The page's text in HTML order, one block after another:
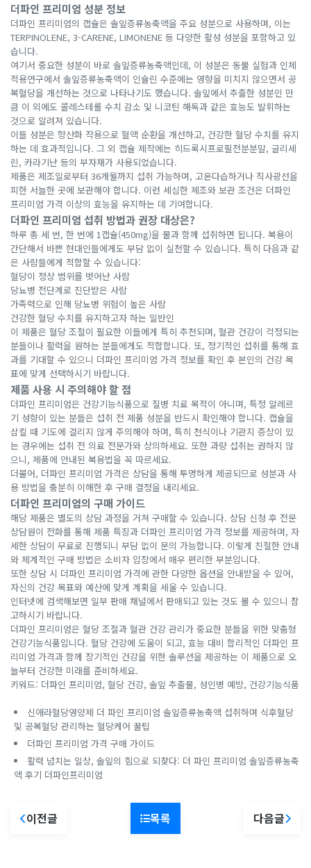
더파인 프리미엄 성분 정보
더파인 프리미엄의 캡슐은 솔잎증류농축액을 주요 성분으로 사용하며, 이는
TERPINOLENE, 3-CARENE, LIMONENE 등 다양한 활성 성분을 포함하고 있
습니다.
여기서 중요한 성분이 바로 솔잎증류농축액인데, 이 성분은 동물 실험과 인체
적용연구에서 솔잎증류농축액이 인슐린 수준에는 영향을 미치지 않으면서 공
복혈당을 개선하는 것으로 나타나기도 했습니다. 솔잎에서 추출한 성분인 만
큼 이 외에도 콜레스테롤 수치 감소 및 니코틴 해독과 같은 효능도 발휘하는
것으로 알려져 있습니다.
이들 성분은 항산화 작용으로 혈액 순환을 개선하고, 건강한 혈당 수치를 유지
하는 데 효과적입니다. 그 외 캡슐 제작에는 히드록시프로필전분분말, 글리세
린, 카라기난 등의 부자재가 사용되었습니다.
제품은 제조일로부터 36개월까지 섭취 가능하며, 고온다습하거나 직사광선을
피한 서늘한 곳에 보관해야 합니다. 이런 세심한 제조와 보관 조건은 더파인
프리미엄 가격 이상의 효능을 유지하는 데 기여합니다.
더파인 프리미엄 섭취 방법과 권장 대상은?
하루 총 세 번, 한 번에 1캡슐(450mg)을 물과 함께 섭취하면 됩니다. 복용이
간단해서 바쁜 현대인들에게도 부담 없이 실천할 수 있습니다. 특히 다음과 같
은 사람들에게 적합할 수 있습니다:
혈당이 정상 범위를 벗어난 사람
당뇨병 전단계로 진단받은 사람
가족력으로 인해 당뇨병 위험이 높은 사람
건강한 혈당 수치를 유지하고자 하는 일반인
이 제품은 혈당 조절이 필요한 이들에게 특히 추천되며, 혈관 건강이 걱정되는
분들이나 활력을 원하는 분들에게도 적합합니다. 또, 정기적인 섭취를 통해 효
과를 기대할 수 있으니 더파인 프리미엄 가격 정보를 확인 후 본인의 건강 목
표에 맞게 선택하시기 바랍니다.
제품 사용 시 주의해야 할 점
더파인 프리미엄은 건강기능식품으로 질병 치료 목적이 아니며, 특정 알레르
기 성향이 있는 분들은 섭취 전 제품 성분을 반드시 확인해야 합니다. 캡슐을
삼킬 때 기도에 걸리지 않게 주의해야 하며, 특히 천식이나 기관지 증상이 있
는 경우에는 섭취 전 의료 전문가와 상의하세요. 또한 과량 섭취는 권하지 않
으니, 제품에 안내된 복용법을 꼭 따르세요.
더불어, 더파인 프리미엄 가격은 상담을 통해 투명하게 제공되므로 성분과 사
용 방법을 충분히 이해한 후 구매 결정을 내리세요.
더파인 프리미엄의 구매 가이드
해당 제품은 별도의 상담 과정을 거쳐 구매할 수 있습니다. 상담 신청 후 전문
상담원이 전화를 통해 제품 특징과 더파인 프리미엄 가격 정보를 제공하며, 자
세한 상담이 무료로 진행되니 부담 없이 문의 가능합니다. 이렇게 친절한 안내
와 체계적인 구매 방법은 소비자 입장에서 매우 편리한 부분입니다.
또한 상담 시 더파인 프리미엄 가격에 관한 다양한 옵션을 안내받을 수 있어,
자신의 건강 목표와 예산에 맞게 계획을 세울 수 있습니다.
인터넷에 검색해보면 일부 판매 채널에서 판매되고 있는 것도 볼 수 있으니 참
고하시기 바랍니다.
더파인 프리미엄은 혈당 조절과 혈관 건강 관리가 중요한 분들을 위한 맞춤형
건강기능식품입니다. 혈당 건강에 도움이 되고, 효능 대비 합리적인 더파인 프
리미엄 가격과 함께 장기적인 건강을 위한 솔루션을 제공하는 이 제품으로 오
늘부터 건강한 미래를 준비하세요.
키워드: 더파인 프리미엄, 혈당 건강, 솔잎 추출물, 성인병 예방, 건강기능식품
신애라혈당영양제 더 파인 프리미엄 솔잎증류농축액 섭취하며 식후혈당
및 공복혈당 관리하는 혈당케어 꿀팁
더파인 프리미엄 가격 구매 가이드
활력 넘치는 일상, 솔잎의 힘으로 되찾다: 더 파인 프리미엄 솔잎증류농축
액 후기 더파인프리미엄
이전글 목록 다음글